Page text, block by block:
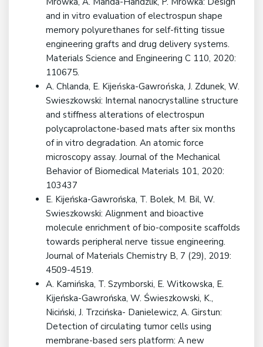
and in vitro evaluation of electrospun shape
memory polyurethanes for self-fitting tissue
engineering grafts and drug delivery systems.
Materials Science and Engineering C 110, 2020:
110675.
A. Chlanda, E. Kijeńska-Gawrońska, J. Zdunek, W.
Swieszkowski: Internal nanocrystalline structure
and stiffness alterations of electrospun
polycaprolactone-based mats after six months
of in vitro degradation. An atomic force
microscopy assay. Journal of the Mechanical
Behavior of Biomedical Materials 101, 2020:
103437
E. Kijeńska-Gawrońska, T. Bolek, M. Bil, W.
Swieszkowski: Alignment and bioactive
molecule enrichment of bio-composite scaffolds
towards peripheral nerve tissue engineering.
Journal of Materials Chemistry B, 7 (29), 2019:
4509-4519.
A. Kamińska, T. Szymborski, E. Witkowska, E.
Kijeńska-Gawrońska, W. Świeszkowski, K.,
Niciński, J. Trzcińska- Danielewicz, A. Girstun:
Detection of circulating tumor cells using
membrane-based sers platform: A new